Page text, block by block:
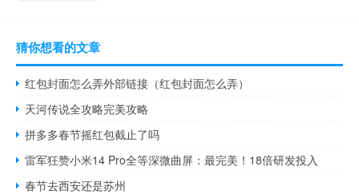
猜你想看的文章
红包封面怎么弄外部链接（红包封面怎么弄）
天河传说全攻略完美攻略
拼多多春节摇红包截止了吗
雷军狂赞小米14 Pro全等深微曲屏：最完美！18倍研发投入
春节去西安还是苏州